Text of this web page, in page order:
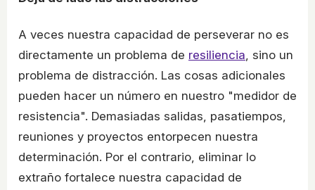
A veces nuestra capacidad de perseverar no es
directamente un problema de resiliencia , sino un
problema de distracción. Las cosas adicionales
pueden hacer un número en nuestro "medidor de
resistencia". Demasiadas salidas, pasatiempos,
reuniones y proyectos entorpecen nuestra
determinación. Por el contrario, eliminar lo
extraño fortalece nuestra capacidad de